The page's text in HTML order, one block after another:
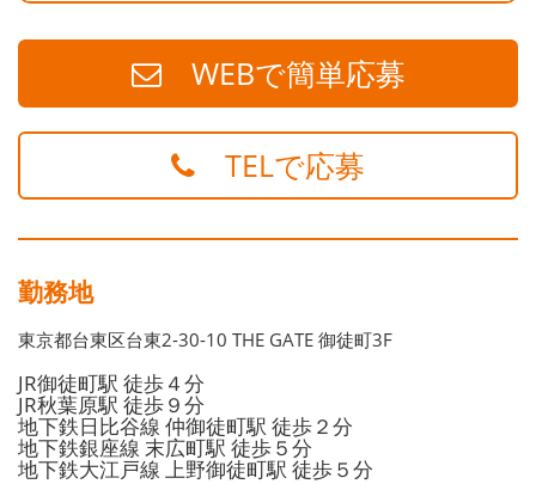
WEBで簡単応募
TELで応募
勤務地
東京都台東区台東2-30-10 THE GATE 御徒町3F
JR御徒町駅 徒歩４分
JR秋葉原駅 徒歩９分
地下鉄日比谷線 仲御徒町駅 徒歩２分
地下鉄銀座線 末広町駅 徒歩５分
地下鉄大江戸線 上野御徒町駅 徒歩５分